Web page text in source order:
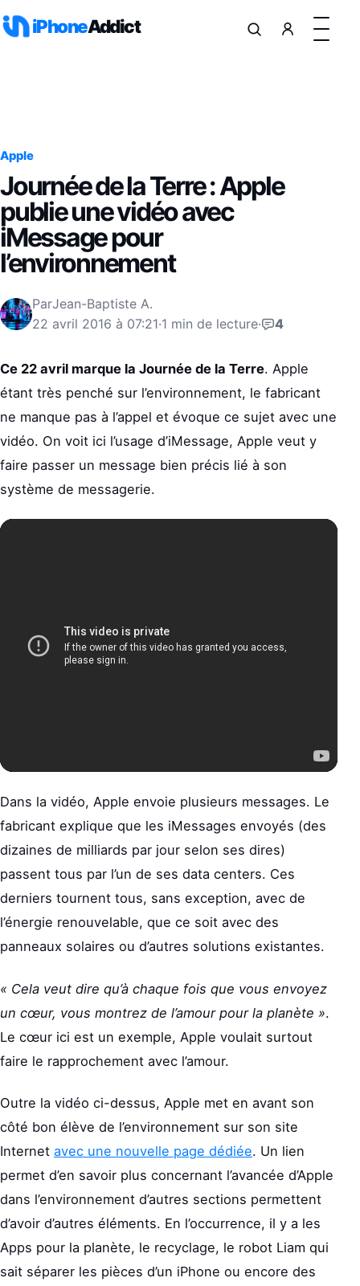
iPhoneAddict
Apple
Journée de la Terre : Apple
publie une vidéo avec
iMessage pour
l’environnement
ParJean-Baptiste A.
22 avril 2016 à 07:21·1 min de lecture· 4
Ce 22 avril marque la Journée de la Terre. Apple
étant très penché sur l’environnement, le fabricant
ne manque pas à l’appel et évoque ce sujet avec une
vidéo. On voit ici l’usage d’iMessage, Apple veut y
faire passer un message bien précis lié à son
système de messagerie.
Dans la vidéo, Apple envoie plusieurs messages. Le
fabricant explique que les iMessages envoyés (des
dizaines de milliards par jour selon ses dires)
passent tous par l’un de ses data centers. Ces
derniers tournent tous, sans exception, avec de
l’énergie renouvelable, que ce soit avec des
panneaux solaires ou d’autres solutions existantes.
« Cela veut dire qu’à chaque fois que vous envoyez
un cœur, vous montrez de l’amour pour la planète ».
Le cœur ici est un exemple, Apple voulait surtout
faire le rapprochement avec l’amour.
Outre la vidéo ci-dessus, Apple met en avant son
côté bon élève de l’environnement sur son site
Internet avec une nouvelle page dédiée. Un lien
permet d’en savoir plus concernant l’avancée d’Apple
dans l’environnement d’autres sections permettent
d’avoir d’autres éléments. En l’occurrence, il y a les
Apps pour la planète, le recyclage, le robot Liam qui
sait séparer les pièces d’un iPhone ou encore des